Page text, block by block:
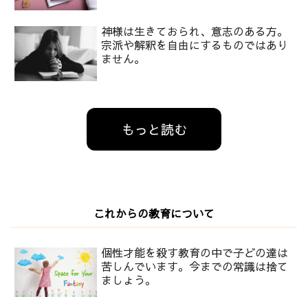
神様は生きておられ、意志のある方。
宗派や解釈を自由にするものではあり
ません。
もっと読む
これからの教育について
個性才能を殺す教育の中で子どの達は
苦しんでいます。今までの常識は捨て
ましょう。